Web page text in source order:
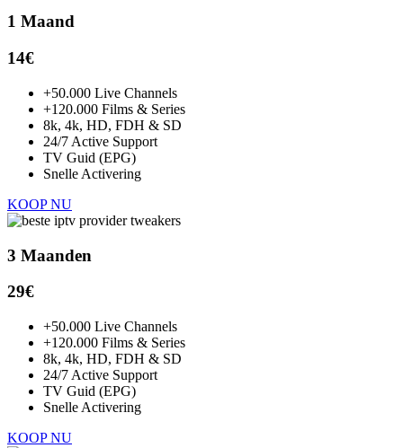
1 Maand
14€
+50.000 Live Channels
+120.000 Films & Series
8k, 4k, HD, FDH & SD
24/7 Active Support
TV Guid (EPG)
Snelle Activering
KOOP NU
3 Maanden
29€
+50.000 Live Channels
+120.000 Films & Series
8k, 4k, HD, FDH & SD
24/7 Active Support
TV Guid (EPG)
Snelle Activering
KOOP NU